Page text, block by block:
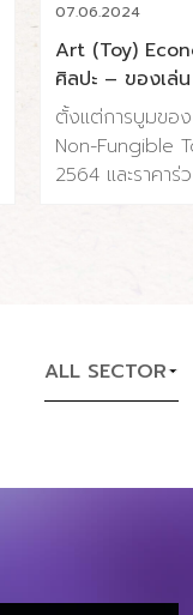
07.06.2024
Art (Toy)
ศิลปะ – ของเล่น
ตั้งแต่การบูมขอ
Non-Fungible
2564 และราคา
ที่แข็งแรง ปราก
ฝั่ง Supply เรา
ก็มีผู้บริโภคที่พร้อ
สะสม และชุมชนศิ
ALL SECTOR